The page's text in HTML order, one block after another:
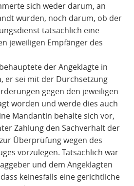
sich weder darum, an
wurden, noch darum, ob der
tatsächlich eine
jeweiligen Empfänger des
der Angeklagte in
er sei mit der Durchsetzung
gegen den jeweiligen
worden und werde dies auch
Mandantin behalte sich vor,
Zahlung den Sachverhalt der
Überprüfung wegen des
vorzulegen. Tatsächlich war
und dem Angeklagten
keinesfalls eine gerichtliche